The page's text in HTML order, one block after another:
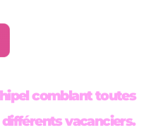
comblant toutes
différents vacanciers.